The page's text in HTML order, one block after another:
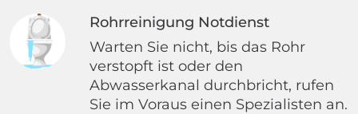
Rohrreinigung Notdienst
Warten Sie nicht, bis das Rohr
verstopft ist oder den
Abwasserkanal durchbricht, rufen
Sie im Voraus einen Spezialisten an.